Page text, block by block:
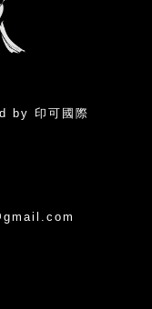
by 印可國際